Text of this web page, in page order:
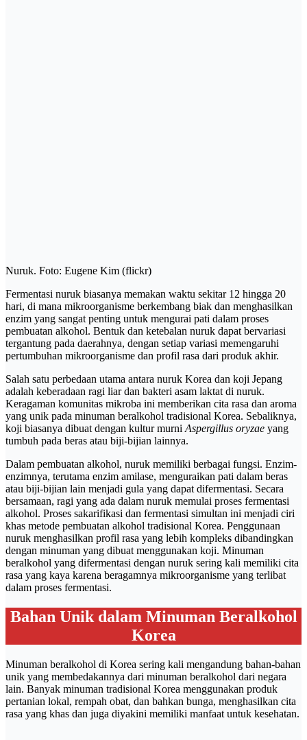
Nuruk. Foto: Eugene Kim (flickr)
Fermentasi nuruk biasanya memakan waktu sekitar 12 hingga 20
hari, di mana mikroorganisme berkembang biak dan menghasilkan
enzim yang sangat penting untuk mengurai pati dalam proses
pembuatan alkohol. Bentuk dan ketebalan nuruk dapat bervariasi
tergantung pada daerahnya, dengan setiap variasi memengaruhi
pertumbuhan mikroorganisme dan profil rasa dari produk akhir.
Salah satu perbedaan utama antara nuruk Korea dan koji Jepang
adalah keberadaan ragi liar dan bakteri asam laktat di nuruk.
Keragaman komunitas mikroba ini memberikan cita rasa dan aroma
yang unik pada minuman beralkohol tradisional Korea. Sebaliknya,
koji biasanya dibuat dengan kultur murni Aspergillus oryzae yang
tumbuh pada beras atau biji-bijian lainnya.
Dalam pembuatan alkohol, nuruk memiliki berbagai fungsi. Enzim-
enzimnya, terutama enzim amilase, menguraikan pati dalam beras
atau biji-bijian lain menjadi gula yang dapat difermentasi. Secara
bersamaan, ragi yang ada dalam nuruk memulai proses fermentasi
alkohol. Proses sakarifikasi dan fermentasi simultan ini menjadi ciri
khas metode pembuatan alkohol tradisional Korea. Penggunaan
nuruk menghasilkan profil rasa yang lebih kompleks dibandingkan
dengan minuman yang dibuat menggunakan koji. Minuman
beralkohol yang difermentasi dengan nuruk sering kali memiliki cita
rasa yang kaya karena beragamnya mikroorganisme yang terlibat
dalam proses fermentasi.
Bahan Unik dalam Minuman Beralkohol
Korea
Minuman beralkohol di Korea sering kali mengandung bahan-bahan
unik yang membedakannya dari minuman beralkohol dari negara
lain. Banyak minuman tradisional Korea menggunakan produk
pertanian lokal, rempah obat, dan bahkan bunga, menghasilkan cita
rasa yang khas dan juga diyakini memiliki manfaat untuk kesehatan.